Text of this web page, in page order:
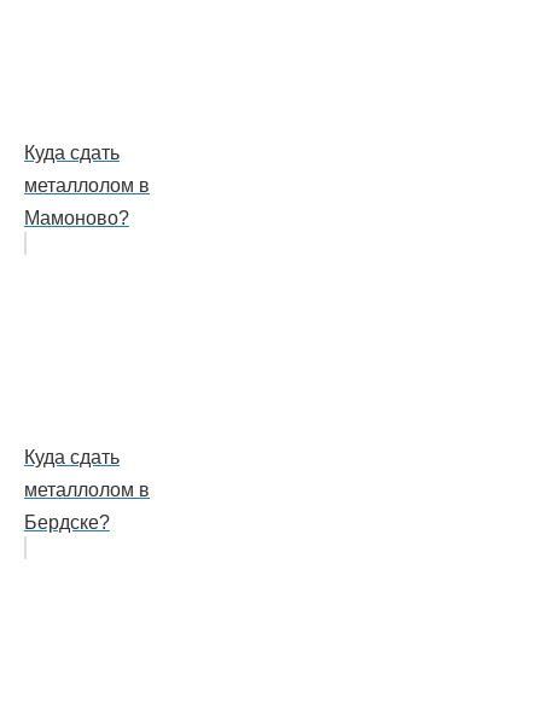
Куда сдать
металлолом в
Мамоново?
Куда сдать
металлолом в
Бердске?